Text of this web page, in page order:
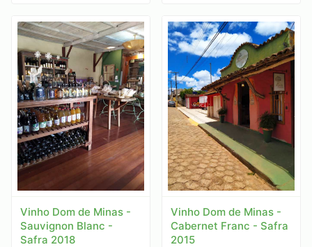
Vinho Dom de Minas -
Sauvignon Blanc -
Safra 2018
Vinho Dom de Minas -
Cabernet Franc - Safra
2015